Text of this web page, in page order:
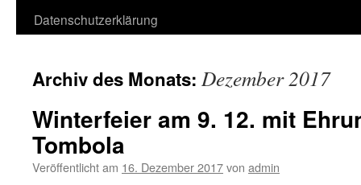
Datenschutzerklärung
Archiv des Monats: Dezember 2017
Winterfeier am 9. 12. mit
Tombola
Veröffentlicht am 16. Dezember 2017von admin